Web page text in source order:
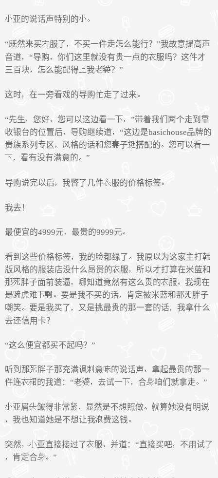
亚的说话声特别的
“既然来买 服了
不买一件走怎么能行？”我故意提高声
音道
“导购 你们这里就没有贵一点的
服吗？这件才
三百块
怎么能配得 我老 ？”
这时 在一旁看戏的导购忙走了过来
“先生 您好 您可以这边看一
”带着我们两个走到靠
收银台的位置后
导购继续道
“这边是basichouse品牌的
贵族系列专区
风格的话和您 子 搭配的
您可以看一
看有没有满意的
”
导购说完以后 我瞥了几件 服的价格标签
我去！
最便宜的4999元 最贵的9999元
看到这些价格标签 我的脸都绿了
我原以为这家主打韩
版风格的服装店没什么昂贵的
服
所以才打算在米蓝和
那
胖子面前装逼 哪知道竟然有这么贵的 服
我现在
是
虎难 要是我不买的话 肯定被米蓝和那
胖子
嘲笑
要是我买了 又是挑最贵的那一套的话
我拿什么
去还信用卡？
“这么便宜都买不起吗？”
听到那 胖子那充满讽 意 的说话声
拿起最贵的那一
件连
的我道：“老 去试一 合 咱们就拿走 ”
亚眉 皱得非常 显然是不想照做
就算她没有明说
我也知道她是不想让我
费这钱
突然 亚直接接过了 服 并道：“直接买吧
不用试了
肯定合
”